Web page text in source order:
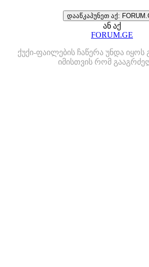
დააწკაპუნეთ აქ:
ან აქ
FORUM.GE
ქუქი-ფაილების ჩაწერა უნდა იყოს
იმისთვის რომ